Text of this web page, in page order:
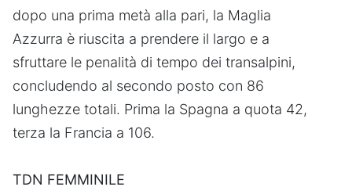
dopo una prima metà alla pari, la Maglia
Azzurra è riuscita a prendere il largo e a
sfruttare le penalità di tempo dei transalpini,
concludendo al secondo posto con 86
lunghezze totali. Prima la Spagna a quota 42,
terza la Francia a 106.
TDN FEMMINILE